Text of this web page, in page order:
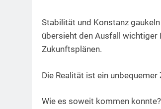
Stabilität und Konstanz
übersieht den Ausfall
Zukunftsplänen.
Die Realität ist ein
Wie es soweit kommen